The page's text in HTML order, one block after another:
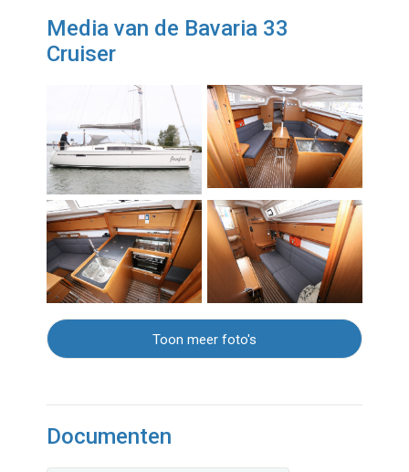
Media van de Bavaria 33
Cruiser
Toon meer foto's
Documenten